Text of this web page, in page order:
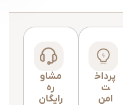
پرداخ
ت
امن
مشاو
ره
رایگان